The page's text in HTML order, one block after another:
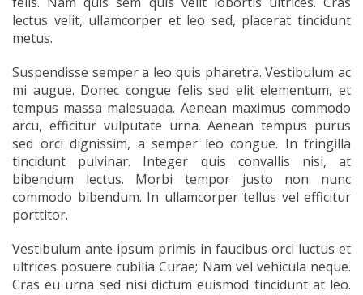
lectus velit, ullamcorper et leo sed, placerat tincidunt
metus.
Suspendisse semper a leo quis pharetra. Vestibulum ac
mi augue. Donec congue felis sed elit elementum, et
tempus massa malesuada. Aenean maximus commodo
arcu, efficitur vulputate urna. Aenean tempus purus
sed orci dignissim, a semper leo congue. In fringilla
tincidunt pulvinar. Integer quis convallis nisi, at
bibendum lectus. Morbi tempor justo non nunc
commodo bibendum. In ullamcorper tellus vel efficitur
porttitor.
Vestibulum ante ipsum primis in faucibus orci luctus et
ultrices posuere cubilia Curae; Nam vel vehicula neque.
Cras eu urna sed nisi dictum euismod tincidunt at leo.